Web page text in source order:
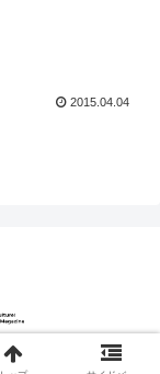
2015.04.04